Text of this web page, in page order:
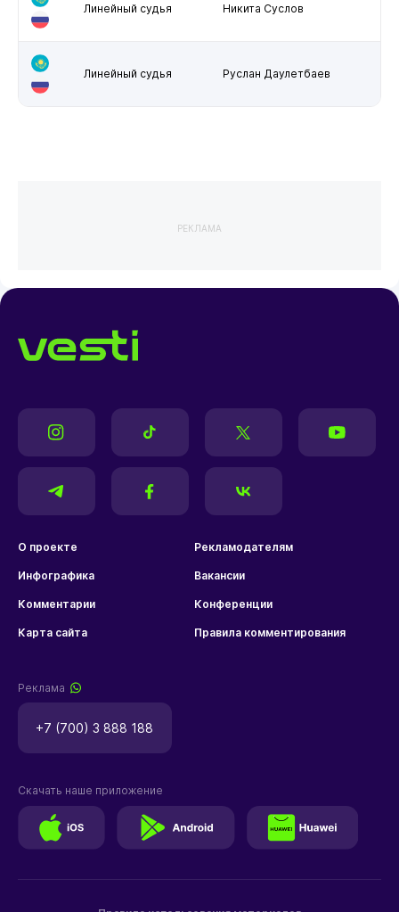
Линейный судья Никита Суслов
Линейный судья Руслан Даулетбаев
РЕКЛАМА
О проекте Рекламодателям
Инфографика Вакансии
Комментарии Конференции
Карта сайта Правила комментирования
Реклама
+7 (700) 3 888 188
Скачать наше приложение